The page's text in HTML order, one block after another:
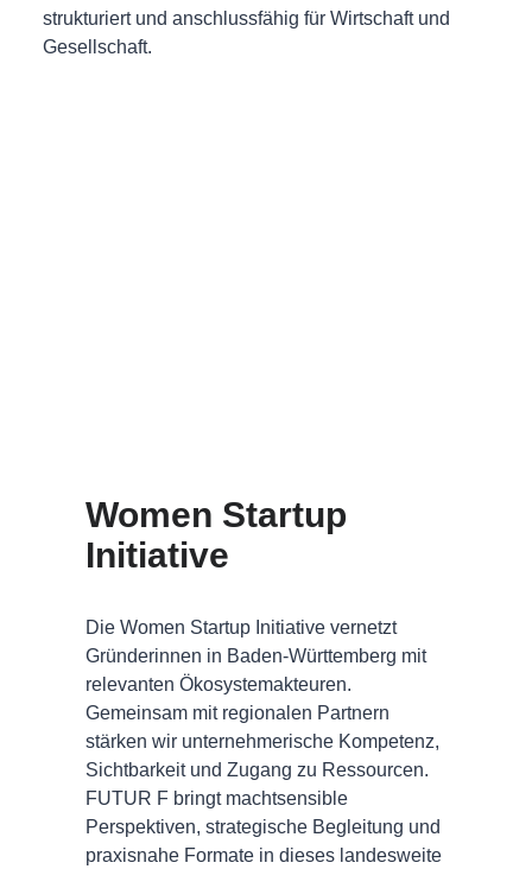
strukturiert und anschlussfähig für Wirtschaft und
Gesellschaft.
Women Startup
Initiative
Die Women Startup Initiative vernetzt
Gründerinnen in Baden-Württemberg mit
relevanten Ökosystemakteuren.
Gemeinsam mit regionalen Partnern
stärken wir unternehmerische Kompetenz,
Sichtbarkeit und Zugang zu Ressourcen.
FUTUR F bringt machtsensible
Perspektiven, strategische Begleitung und
praxisnahe Formate in dieses landesweite